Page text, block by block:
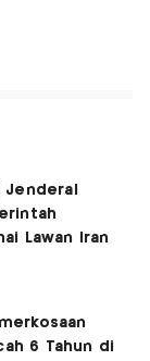
Jenderal
Lawan Iran
6 Tahun di